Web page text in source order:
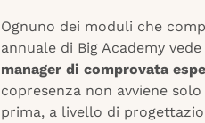
Ognuno dei moduli che
annuale di Big Academy
manager di comprovata
copresenza non avviene
prima, a livello di